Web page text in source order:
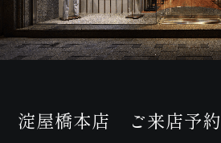
淀屋橋本店 ご来店予約